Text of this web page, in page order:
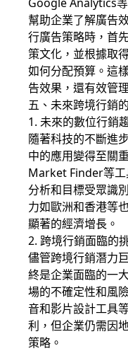
幫助企業了解廣告
行廣告策略時，首
策文化，並根據取
如何分配預算。這
告效果，還有效管
五、未來跨境行銷
1. 未來的數位行銷
隨著科技的不斷進
中的應用變得至關
Market Finder等工
分析和目標受眾識
力如歐洲和香港等
顯著的經濟增長。
2. 跨境行銷面臨的
儘管跨境行銷潛力
終是企業面臨的一
場的不確定性和風
音和影片設計工具
利，但企業仍需因
策略。